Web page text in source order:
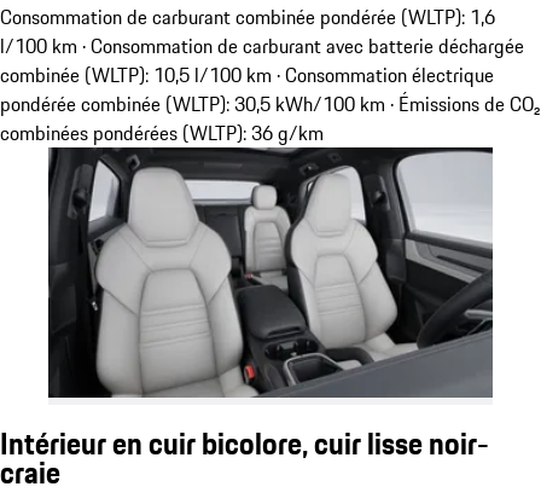
Consommation de carburant combinée pondérée (WLTP): 1,6
l/100 km · Consommation de carburant avec batterie déchargée
combinée (WLTP): 10,5 l/100 km · Consommation électrique
pondérée combinée (WLTP): 30,5 kWh/100 km · Émissions de CO₂
combinées pondérées (WLTP): 36 g/km
Intérieur en cuir bicolore, cuir lisse noir-
craie